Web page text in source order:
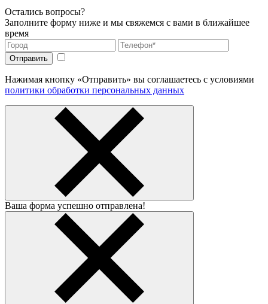
Остались вопросы?
Заполните форму ниже и мы свяжемся с вами в ближайшее
время
Нажимая кнопку «Отправить» вы соглашаетесь с условиями
политики обработки персональных данных
Ваша форма успешно отправлена!